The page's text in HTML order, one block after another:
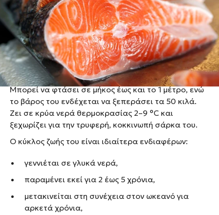
εκβάλλουν σε αυτόν. Θεωρείται ένα από τα πιο
δημοφιλή και θρεπτικά ψάρια παγκοσμίως, χάρη στη
χαρακτηριστική γεύση και την υψηλή διατροφική του
αξία.
Χαρακτηριστικά του σολομού
Μπορεί να φτάσει σε μήκος έως και το 1 μέτρο, ενώ
το βάρος του ενδέχεται να ξεπεράσει τα 50 κιλά.
Ζει σε κρύα νερά θερμοκρασίας 2–9 °C και
ξεχωρίζει για την τρυφερή, κοκκινωπή σάρκα του.
Ο κύκλος ζωής του είναι ιδιαίτερα ενδιαφέρων:
γεννιέται σε γλυκά νερά,
παραμένει εκεί για 2 έως 5 χρόνια,
μετακινείται στη συνέχεια στον ωκεανό για
αρκετά χρόνια,